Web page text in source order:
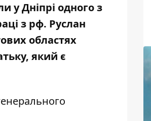
у Дніпрі одного з
з рф. Руслан
областях
який є